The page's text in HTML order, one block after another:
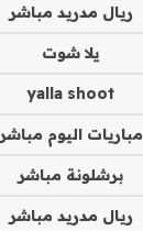
ريال مدريد مباشر
يلا شوت
yalla shoot
مباريات اليوم مباشر
برشلونة مباشر
ريال مدريد مباشر